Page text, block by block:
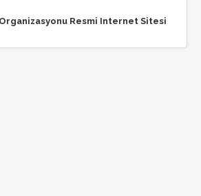
Resmi Internet Sitesi